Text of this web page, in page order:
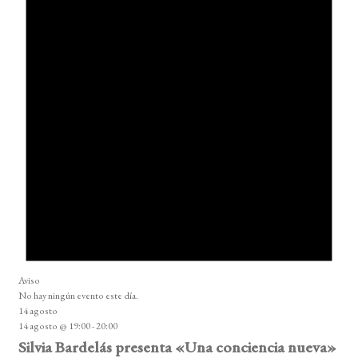
Aviso
No hay ningún evento este día.
14 agosto
14 agosto @ 19:00-20:00
Silvia Bardelás presenta «Una conciencia nueva»